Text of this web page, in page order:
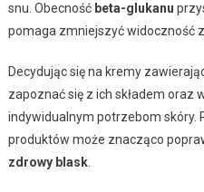
snu. Obecność beta-glukanu
pomaga zmniejszyć widoczność
Decydując się na kremy
zapoznać się z ich składem oraz
indywidualnym potrzebom skóry.
produktów może znacząco
zdrowy blask.